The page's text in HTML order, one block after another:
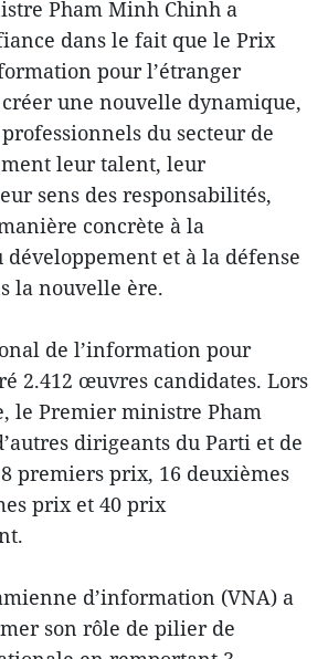
Pham Minh Chinh a
dans le fait que le Prix
pour l’étranger
une nouvelle dynamique,
du secteur de
leur talent, leur
sens des responsabilités,
concrète à la
développement et à la défense
la nouvelle ère.
de l’information pour
2.412 œuvres candidates. Lors
le Premier ministre Pham
dirigeants du Parti et de
premiers prix, 16 deuxièmes
prix et 40 prix
d’information (VNA) a
son rôle de pilier de